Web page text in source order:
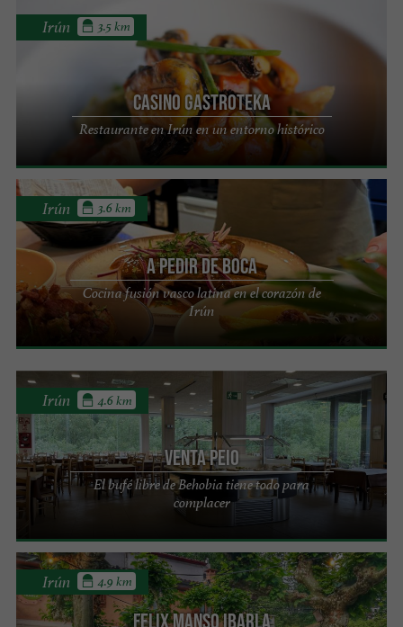
CASINO GASTROTEKA
Restaurante en Irún en un entorno histórico
Irún 3.5 km
A PEDIR DE BOCA
Cocina fusión vasco latina en el corazón de
Irún
Irún 3.6 km
VENTA PEIO
El bufé libre de Behobia tiene todo para
complacer
Irún 4.6 km
FELIX MANSO IBARLA
Irún 4.9 km